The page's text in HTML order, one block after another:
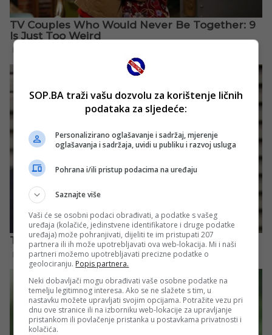
SOP.BA traži vašu dozvolu za korištenje ličnih
podataka za sljedeće:
Personalizirano oglašavanje i sadržaj, mjerenje
oglašavanja i sadržaja, uvidi u publiku i razvoj usluga
Pohrana i/ili pristup podacima na uređaju
Saznajte više
Vaši će se osobni podaci obrađivati, a podatke s vašeg
uređaja (kolačiće, jedinstvene identifikatore i druge podatke
uređaja) može pohranjivati, dijeliti te im pristupati 207
partnera ili ih može upotrebljavati ova web-lokacija. Mi i naši
partneri možemo upotrebljavati precizne podatke o
geolociranju. Popis partnera.
Neki dobavljači mogu obrađivati vaše osobne podatke na
temelju legitimnog interesa. Ako se ne slažete s tim, u
nastavku možete upravljati svojim opcijama. Potražite vezu pri
dnu ove stranice ili na izborniku web-lokacije za upravljanje
pristankom ili povlačenje pristanka u postavkama privatnosti i
kolačića.